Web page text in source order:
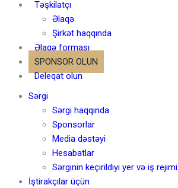
Təşkilatçı
Əlaqə
Şirkət haqqında
Əlaqə forması
SPONSOR OLUN
Deleqat olun
Sərgi
Sərgi haqqında
Sponsorlar
Media dəstəyi
Hesabatlar
Sərginin keçirildiyi yer və iş rejimi
İştirakçılar üçün